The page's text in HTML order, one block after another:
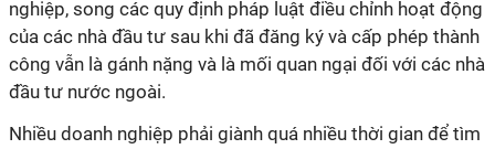
nghiệp, song các quy định pháp luật điều chỉnh hoạt động
của các nhà đầu tư sau khi đã đăng ký và cấp phép thành
công vẫn là gánh nặng và là mối quan ngại đối với các nhà
đầu tư nước ngoài.
Nhiều doanh nghiệp phải giành quá nhiều thời gian để tìm